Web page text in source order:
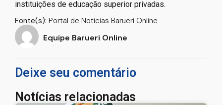
instituições de educação superior privadas.
Fonte(s): Portal de Noticias Barueri Online
Equipe Barueri Online
Deixe seu comentário
Notícias relacionadas